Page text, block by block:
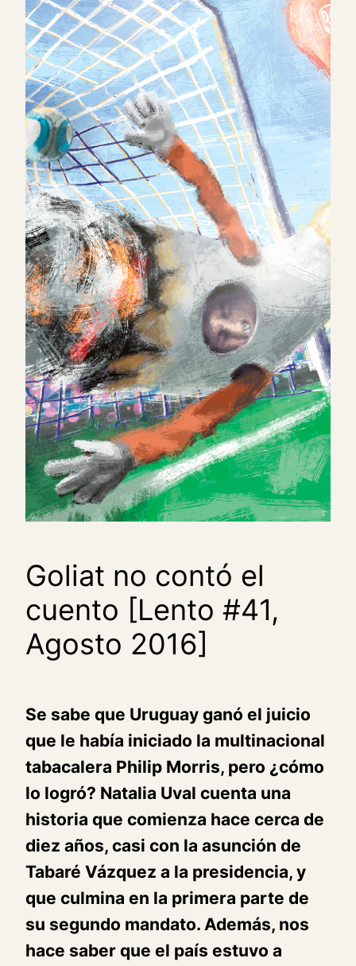
Goliat no contó el
cuento [Lento #41,
Agosto 2016]
Se sabe que Uruguay ganó el juicio
que le había iniciado la multinacional
tabacalera Philip Morris, pero ¿cómo
lo logró? Natalia Uval cuenta una
historia que comienza hace cerca de
diez años, casi con la asunción de
Tabaré Vázquez a la presidencia, y
que culmina en la primera parte de
su segundo mandato. Además, nos
hace saber que el país estuvo a